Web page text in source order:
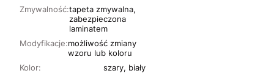
Zmywalność:tapeta zmywalna,
zabezpieczona
laminatem
Modyfikacje:możliwość zmiany
wzoru lub koloru
Kolor:
szary, biały